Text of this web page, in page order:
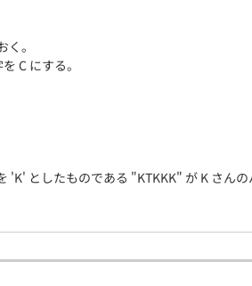
。
C にする。
としたものである "KTKKK" が K さんの